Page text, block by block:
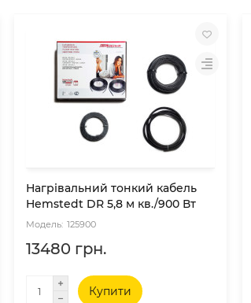
Нагрівальний тонкий кабель
Hemstedt DR 5,8 м кв./900 Вт
125900
13480 грн.
Купити